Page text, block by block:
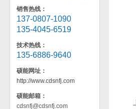
销售热线：
137-0807-1090
135-4045-6519
技术热线：
135-6886-9640
硕能网址：
http://www.cdsnfj.com
硕能邮箱：
cdsnfj@cdsnfj.com